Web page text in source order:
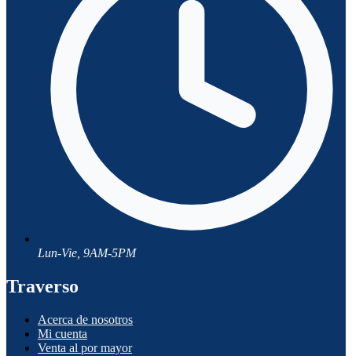
Lun-Vie, 9AM-5PM
Traverso
Acerca de nosotros
Mi cuenta
Venta al por mayor